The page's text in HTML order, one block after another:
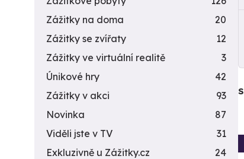
Zážitky na doma
20
Zážitky se zvířaty
12
Zážitky ve virtuální realitě
3
Únikové hry
42
Zážitky v akci
93
Novinka
87
Viděli jste v TV
31
Exkluzivně u Zážitky.cz
24